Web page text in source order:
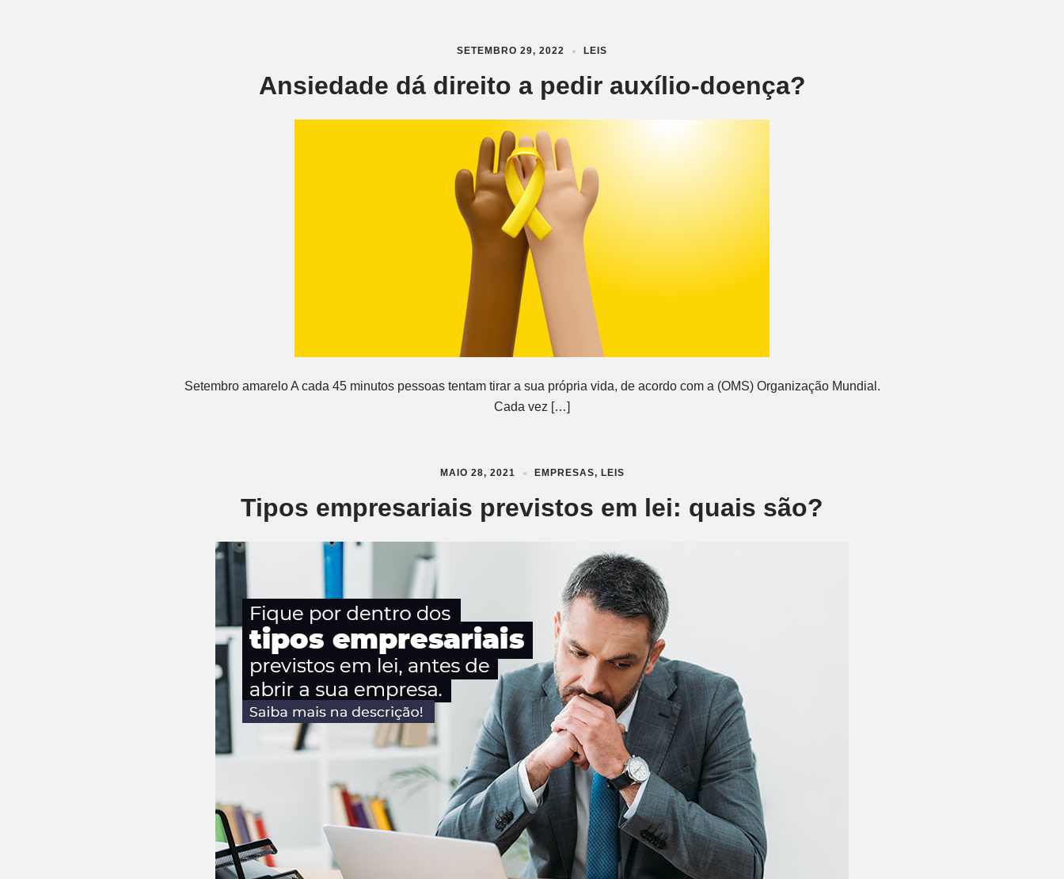
SETEMBRO 29, 2022 LEIS
Ansiedade dá direito a pedir auxílio-doença?
Setembro amarelo A cada 45 minutos pessoas tentam tirar a sua própria vida, de acordo com a (OMS) Organização Mundial.
Cada vez […]
MAIO 28, 2021 EMPRESAS, LEIS
Tipos empresariais previstos em lei: quais são?